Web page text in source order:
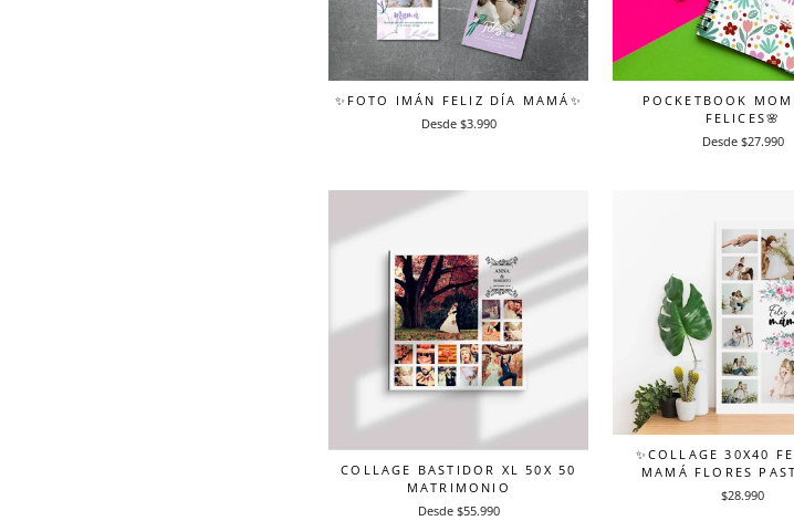
✨FOTO IMÁN FELIZ DÍA MAMÁ✨
Desde $3.990
POCKETBOOK
FELICES🌸
Desde $27.990
COLLAGE BASTIDOR XL 50X 50
MATRIMONIO
Desde $55.990
✨COLLAGE 30X40
MAMÁ FLORES
$28.990